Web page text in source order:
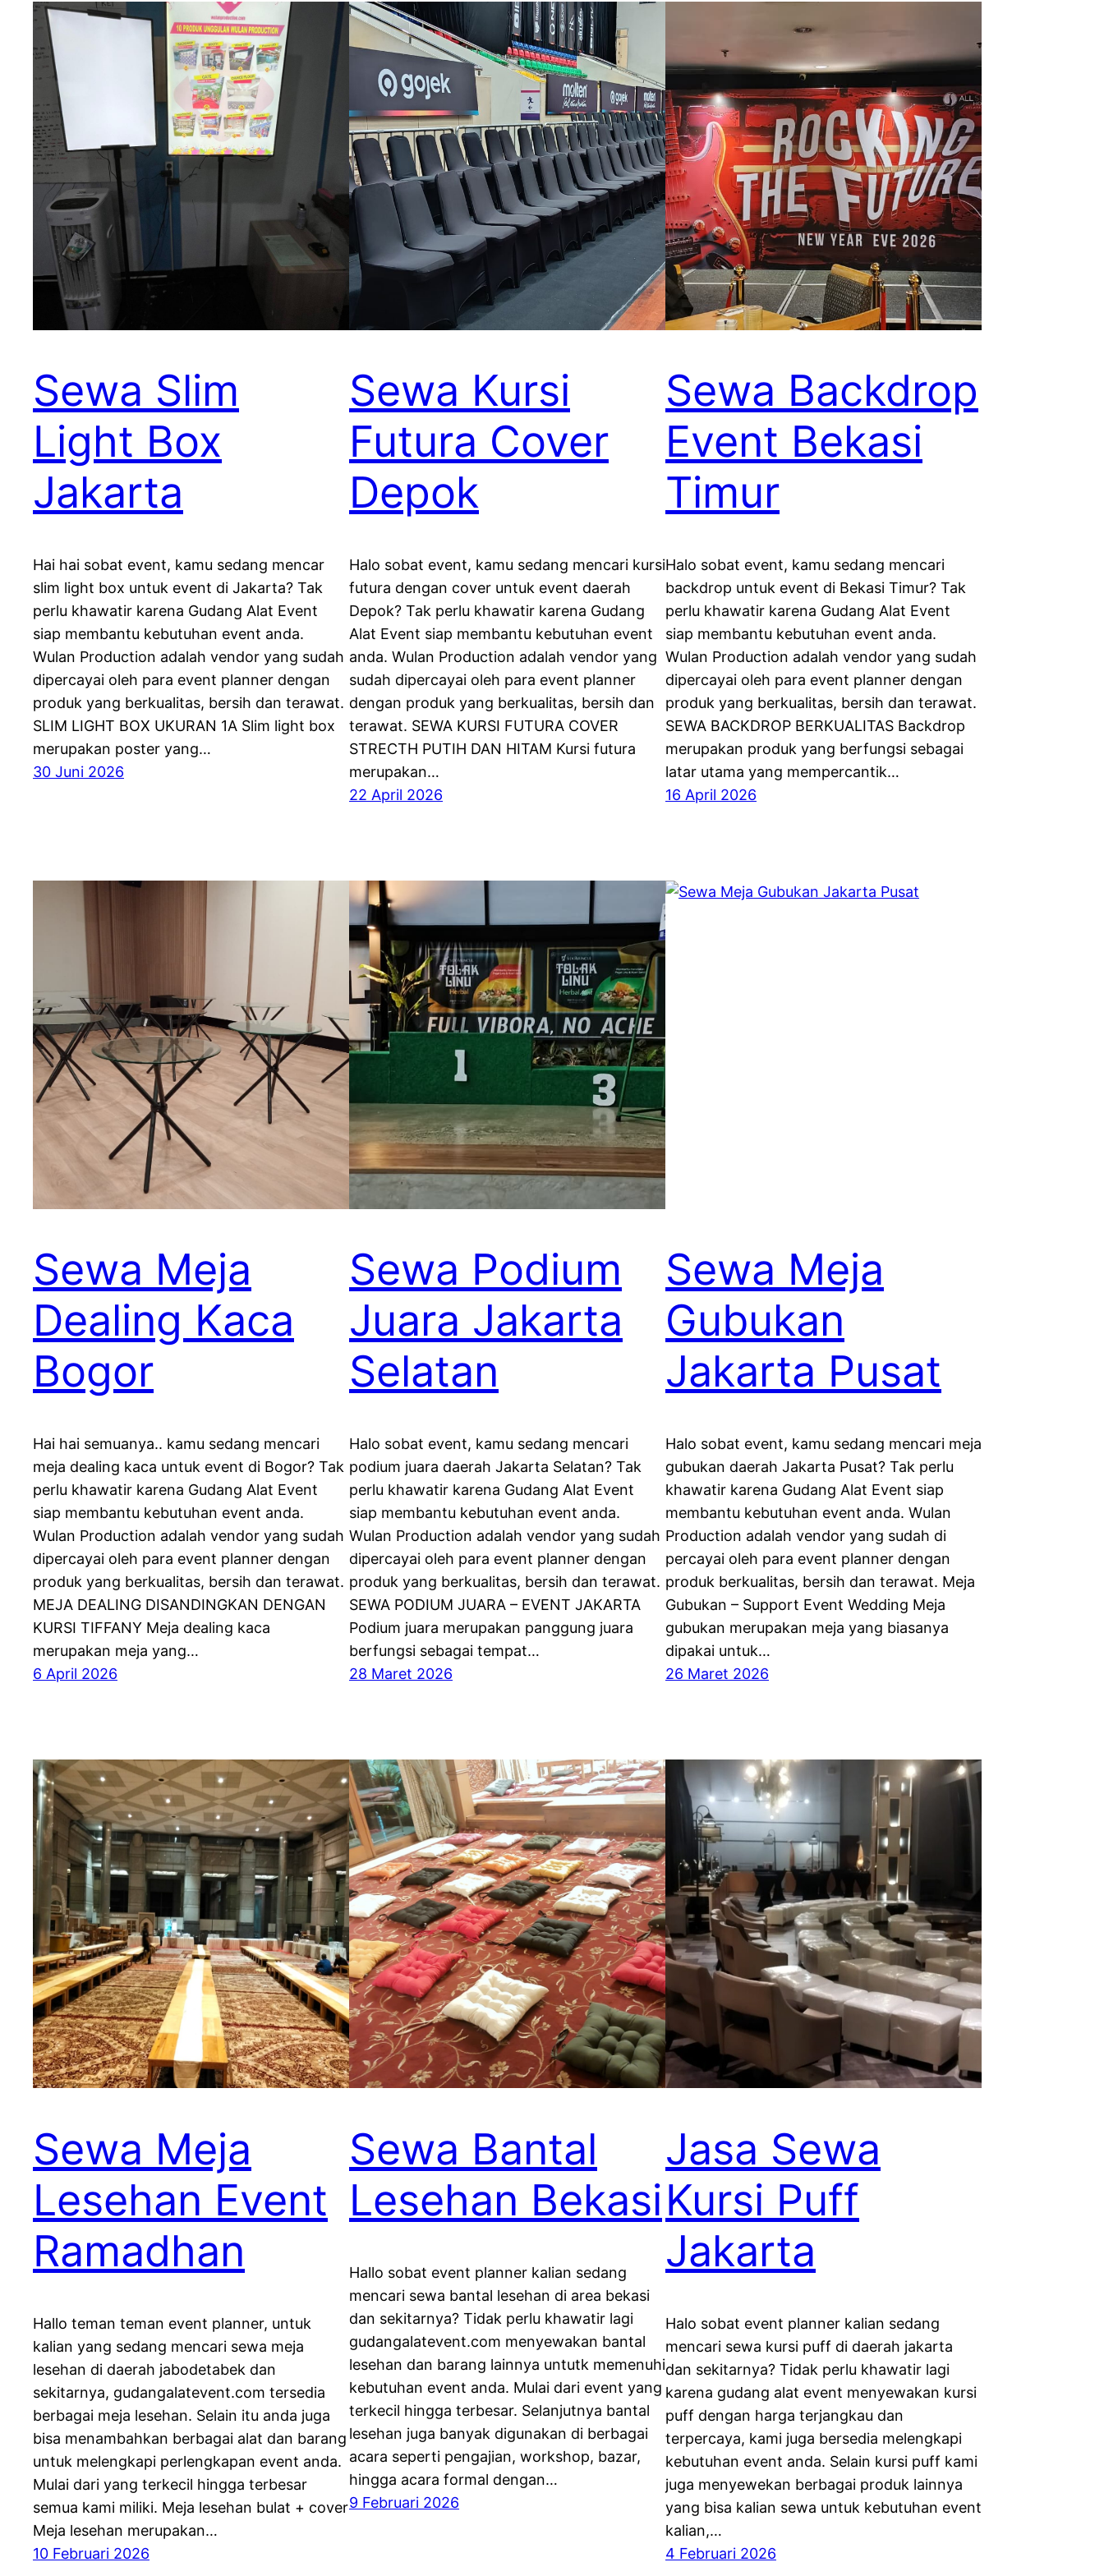
Sewa Slim
Light Box
Jakarta
Hai hai sobat event, kamu sedang mencar
slim light box untuk event di Jakarta? Tak
perlu khawatir karena Gudang Alat Event
siap membantu kebutuhan event anda.
Wulan Production adalah vendor yang sudah
dipercayai oleh para event planner dengan
produk yang berkualitas, bersih dan terawat.
SLIM LIGHT BOX UKURAN 1A Slim light box
merupakan poster yang…
30 Juni 2026
Sewa Kursi
Futura Cover
Depok
Halo sobat event, kamu sedang mencari kursi
futura dengan cover untuk event daerah
Depok? Tak perlu khawatir karena Gudang
Alat Event siap membantu kebutuhan event
anda. Wulan Production adalah vendor yang
sudah dipercayai oleh para event planner
dengan produk yang berkualitas, bersih dan
terawat. SEWA KURSI FUTURA COVER
STRECTH PUTIH DAN HITAM Kursi futura
merupakan…
22 April 2026
Sewa Backdrop
Event Bekasi
Timur
Halo sobat event, kamu sedang mencari
backdrop untuk event di Bekasi Timur? Tak
perlu khawatir karena Gudang Alat Event
siap membantu kebutuhan event anda.
Wulan Production adalah vendor yang sudah
dipercayai oleh para event planner dengan
produk yang berkualitas, bersih dan terawat.
SEWA BACKDROP BERKUALITAS Backdrop
merupakan produk yang berfungsi sebagai
latar utama yang mempercantik…
16 April 2026
Sewa Meja
Dealing Kaca
Bogor
Hai hai semuanya.. kamu sedang mencari
meja dealing kaca untuk event di Bogor? Tak
perlu khawatir karena Gudang Alat Event
siap membantu kebutuhan event anda.
Wulan Production adalah vendor yang sudah
dipercayai oleh para event planner dengan
produk yang berkualitas, bersih dan terawat.
MEJA DEALING DISANDINGKAN DENGAN
KURSI TIFFANY Meja dealing kaca
merupakan meja yang…
6 April 2026
Sewa Podium
Juara Jakarta
Selatan
Halo sobat event, kamu sedang mencari
podium juara daerah Jakarta Selatan? Tak
perlu khawatir karena Gudang Alat Event
siap membantu kebutuhan event anda.
Wulan Production adalah vendor yang sudah
dipercayai oleh para event planner dengan
produk yang berkualitas, bersih dan terawat.
SEWA PODIUM JUARA – EVENT JAKARTA
Podium juara merupakan panggung juara
berfungsi sebagai tempat…
28 Maret 2026
Sewa Meja
Gubukan
Jakarta Pusat
Halo sobat event, kamu sedang mencari meja
gubukan daerah Jakarta Pusat? Tak perlu
khawatir karena Gudang Alat Event siap
membantu kebutuhan event anda. Wulan
Production adalah vendor yang sudah di
percayai oleh para event planner dengan
produk berkualitas, bersih dan terawat. Meja
Gubukan – Support Event Wedding Meja
gubukan merupakan meja yang biasanya
dipakai untuk…
26 Maret 2026
Sewa Meja
Lesehan Event
Ramadhan
Hallo teman teman event planner, untuk
kalian yang sedang mencari sewa meja
lesehan di daerah jabodetabek dan
sekitarnya, gudangalatevent.com tersedia
berbagai meja lesehan. Selain itu anda juga
bisa menambahkan berbagai alat dan barang
untuk melengkapi perlengkapan event anda.
Mulai dari yang terkecil hingga terbesar
semua kami miliki. Meja lesehan bulat + cover
Meja lesehan merupakan…
10 Februari 2026
Sewa Bantal
Lesehan Bekasi
Hallo sobat event planner kalian sedang
mencari sewa bantal lesehan di area bekasi
dan sekitarnya? Tidak perlu khawatir lagi
gudangalatevent.com menyewakan bantal
lesehan dan barang lainnya untutk memenuhi
kebutuhan event anda. Mulai dari event yang
terkecil hingga terbesar. Selanjutnya bantal
lesehan juga banyak digunakan di berbagai
acara seperti pengajian, workshop, bazar,
hingga acara formal dengan…
9 Februari 2026
Jasa Sewa
Kursi Puff
Jakarta
Halo sobat event planner kalian sedang
mencari sewa kursi puff di daerah jakarta
dan sekitarnya? Tidak perlu khawatir lagi
karena gudang alat event menyewakan kursi
puff dengan harga terjangkau dan
terpercaya, kami juga bersedia melengkapi
kebutuhan event anda. Selain kursi puff kami
juga menyewekan berbagai produk lainnya
yang bisa kalian sewa untuk kebutuhan event
kalian,…
4 Februari 2026